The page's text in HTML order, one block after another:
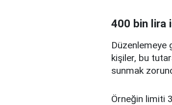
400 bin lira
Düzenlemeye
kişiler, bu
sunmak
Örneğin limiti